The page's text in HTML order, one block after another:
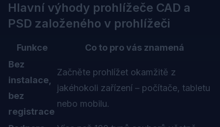
Hlavní výhody prohlížeče CAD a
PSD založeného v prohlížeči
Funkce
Co to pro vás znamená
Bez
instalace,
bez
registrace
Začněte prohlížet okamžitě z
jakéhokoli zařízení – počítače, tabletu
nebo mobilu.